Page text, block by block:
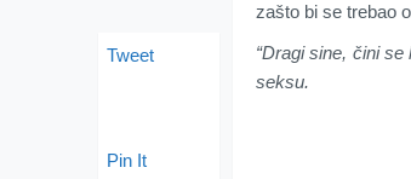
zašto bi se trebao
“Dragi sine, čini
seksu.
Tweet
Pin It